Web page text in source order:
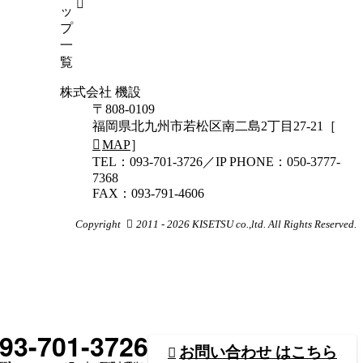
ッ
プ
一
覧
株式会社 機設
〒808-0109
福岡県北九州市若松区南二島2丁目27-21［
MAP］
TEL：093-701-3726／IP PHONE：050-3777-
7368
FAX：093-791-4606
Copyright 2011 - 2026 KISETSU co.,ltd. All Rights Reserved.
701-3726 お問い合わせ はこちら